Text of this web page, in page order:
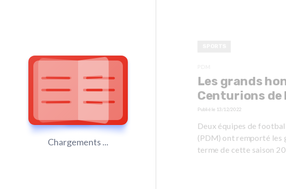
Chargements ...
Les grands
Centurions de
Publié le 13/12/2022
Deux équipes de
(PDM) ont remporté les
terme de cette saison